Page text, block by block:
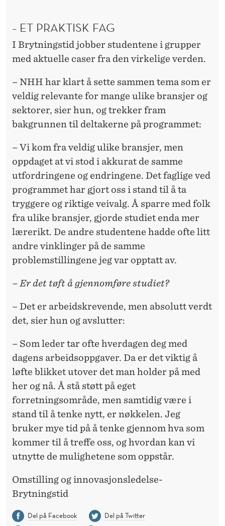
– ET PRAKTISK FAG
I Brytningstid jobber studentene i grupper
med aktuelle caser fra den virkelige verden.
– NHH har klart å sette sammen tema som er
veldig relevante for mange ulike bransjer og
sektorer, sier hun, og trekker fram
bakgrunnen til deltakerne på programmet:
– Vi kom fra veldig ulike bransjer, men
oppdaget at vi stod i akkurat de samme
utfordringene og endringene. Det faglige ved
programmet har gjort oss i stand til å ta
tryggere og riktige veivalg. Å sparre med folk
fra ulike bransjer, gjorde studiet enda mer
lærerikt. De andre studentene hadde ofte litt
andre vinklinger på de samme
problemstillingene jeg var opptatt av.
– Er det tøft å gjennomføre studiet?
– Det er arbeidskrevende, men absolutt verdt
det, sier hun og avslutter:
– Som leder tar ofte hverdagen deg med
dagens arbeidsoppgaver. Da er det viktig å
løfte blikket utover det man holder på med
her og nå. Å stå støtt på eget
forretningsområde, men samtidig være i
stand til å tenke nytt, er nøkkelen. Jeg
bruker mye tid på å tenke gjennom hva som
kommer til å treffe oss, og hvordan kan vi
utnytte de mulighetene som oppstår.
Omstilling og innovasjonsledelse-
Brytningstid
Del på Facebook
Del på Twitter